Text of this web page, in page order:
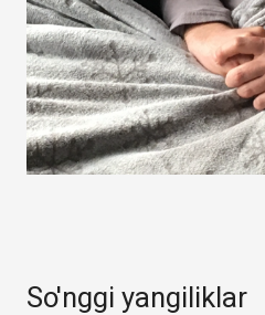
So'nggi yangiliklar